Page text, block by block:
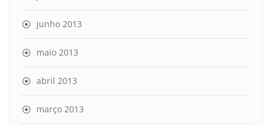
junho 2013
maio 2013
abril 2013
março 2013